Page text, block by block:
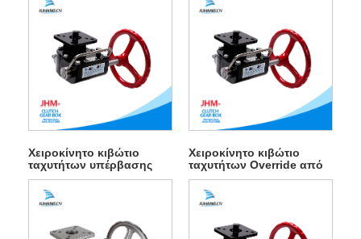
Χειροκίνητο κιβώτιο
ταχυτήτων υπέρβασης
υψηλής θερμοκρασίας
Χειροκίνητο κιβώτιο
ταχυτήτων Override από
χυτοσίδηρο